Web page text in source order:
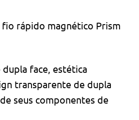
rápido magnético Prism
face, estética
transparente de dupla
seus componentes de